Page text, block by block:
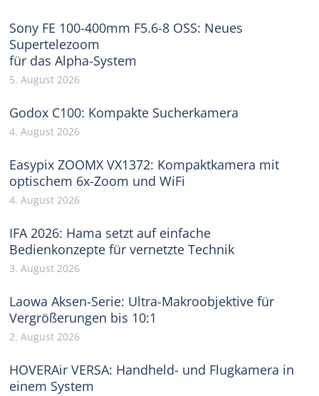
Sony FE 100-400mm F5.6-8 OSS: Neues
Supertelezoom
für das Alpha-System
5. August 2026
Godox C100: Kompakte Sucherkamera
4. August 2026
Easypix ZOOMX VX1372: Kompaktkamera mit
optischem 6x-Zoom und WiFi
4. August 2026
IFA 2026: Hama setzt auf einfache
Bedienkonzepte für vernetzte Technik
3. August 2026
Laowa Aksen-Serie: Ultra-Makroobjektive für
Vergrößerungen bis 10:1
2. August 2026
HOVERAir VERSA: Handheld- und Flugkamera in
einem System